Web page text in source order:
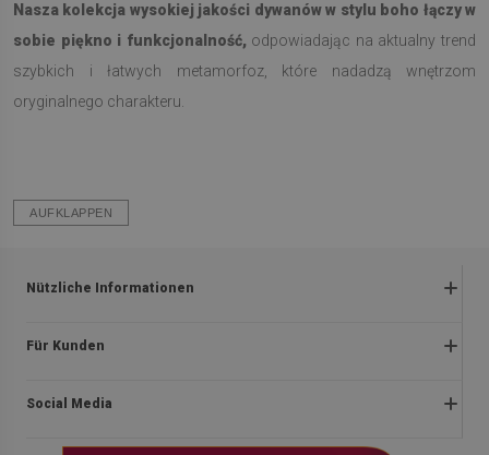
Nasza kolekcja wysokiej jakości dywanów w stylu boho łączy w
sobie piękno i funkcjonalność, odpowiadając na aktualny trend
szybkich i łatwych metamorfoz, które nadadzą wnętrzom
oryginalnego charakteru.
AUFKLAPPEN
Nützliche Informationen
Rückgabe und beanstandungen
Datenschutzerklärung
Für Kunden
Impressum
Social Media